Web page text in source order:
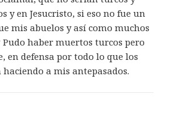
y en Jesucristo, si eso no fue un
mis abuelos y así como muchos
Pudo haber muertos turcos pero
en defensa por todo lo que los
a mis antepasados.